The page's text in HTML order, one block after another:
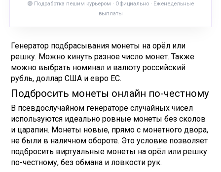
🟣 Подработка пешим курьером · Официально · Еженедельные
выплаты
Генератор подбрасывания монеты на орёл или
решку. Можно кинуть разное число монет. Также
можно выбрать номинал и валюту российский
рубль, доллар США и евро ЕС.
Подбросить монеты онлайн по-честному
В псевдослучайном генераторе случайных чисел
используются идеально ровные монеты без сколов
и царапин. Монеты новые, прямо с монетного двора,
не были в наличном обороте. Это условие позволяет
подбросить виртуальные монеты на орёл или решку
по-честному, без обмана и ловкости рук.